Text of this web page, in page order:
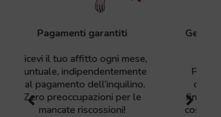
Gestione del check-in e check-
Pensiamo noi all’accoglienza
dell’inquilino e all’ispezione
finale quando lascia l’immobile,
così da garantire che tutto sia in